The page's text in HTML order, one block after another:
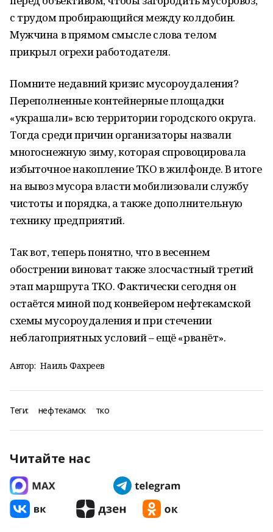
с трудом пробирающийся между колдобин.
Мужчина в прямом смысле слова телом
прикрыл огрехи работодателя.
Помните недавний кризис мусороудаления?
Переполненные контейнерные площадки
«украшали» всю территории городского округа.
Тогда среди причин организаторы назвали
многоснежную зиму, которая спровоцировала
избыточное накопление ТКО в жилфонде. В итоге
на вывоз мусора власти мобилизовали службу
чистоты и порядка, а также дополнительную
технику предприятий.
Так вот, теперь понятно, что в весеннем
обострении виноват также злосчастный третий
этап маршрута ТКО. Фактически сегодня он
остаётся миной под конвейером нефтекамской
схемы мусороудаления и при стечении
неблагоприятных условий – ещё «рванёт».
Автор: Наиль Фахреев
Теги: нефтекамск тко
Читайте нас